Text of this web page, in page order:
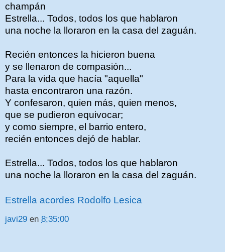
champán
Estrella... Todos, todos los que hablaron
una noche la lloraron en la casa del zaguán.
Recién entonces la hicieron buena
y se llenaron de compasión...
Para la vida que hacía "aquella"
hasta encontraron una razón.
Y confesaron, quien más, quien menos,
que se pudieron equivocar;
y como siempre, el barrio entero,
recién entonces dejó de hablar.
Estrella... Todos, todos los que hablaron
una noche la lloraron en la casa del zaguán.
Estrella acordes Rodolfo Lesica
javi29 en 8:35:00